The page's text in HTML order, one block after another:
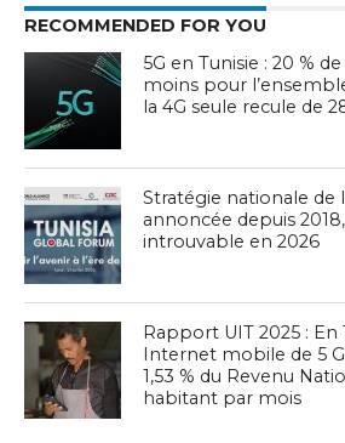
RECOMMENDED FOR YOU
5G en Tunisie : 20 %
moins pour
la 4G seule recule de
Stratégie nationale de
annoncée depuis
introuvable en 2026
Rapport UIT 2025 : En
Internet mobile de 5
1,53 % du Revenu
habitant par mois